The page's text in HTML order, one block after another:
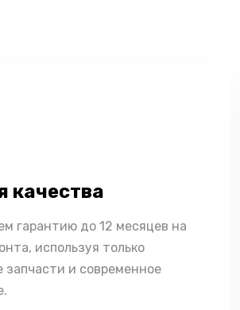
качества
гарантию до 12 месяцев на
используя только
запчасти и современное